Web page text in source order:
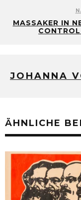
MASSAKER IN
JOHANNA
ÄHNLICHE